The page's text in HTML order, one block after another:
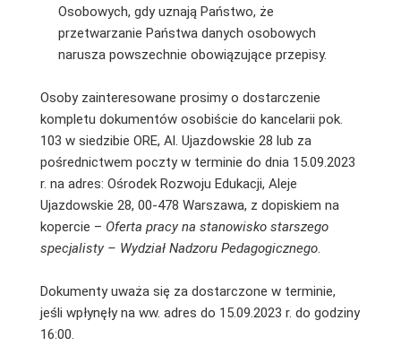
Osobowych, gdy uznają Państwo, że
przetwarzanie Państwa danych osobowych
narusza powszechnie obowiązujące przepisy.
Osoby zainteresowane prosimy o dostarczenie
kompletu dokumentów osobiście do kancelarii pok.
103 w siedzibie ORE, Al. Ujazdowskie 28 lub za
pośrednictwem poczty w terminie do dnia 15.09.2023
r. na adres: Ośrodek Rozwoju Edukacji, Aleje
Ujazdowskie 28, 00-478 Warszawa, z dopiskiem na
kopercie – Oferta pracy na stanowisko starszego
specjalisty – Wydział Nadzoru Pedagogicznego.
Dokumenty uważa się za dostarczone w terminie,
jeśli wpłynęły na ww. adres do 15.09.2023 r. do godziny
16:00.